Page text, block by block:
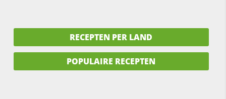
RECEPTEN PER LAND
POPULAIRE RECEPTEN